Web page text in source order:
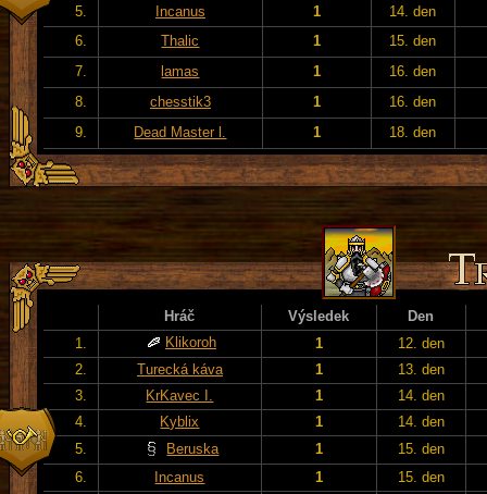
5.
Incanus 1
14. den
6.
Thalic 1
15. den
7.
lamas 1
16. den
8.
chesstik3 1
16. den
9.
Dead Master l. 1 18. den
Hráč Výsledek
Den
1.
Klikoroh 1
12. den
2.
Turecká káva 1
13. den
3.
KrKavec I. 1
14. den
4.
Kyblix 1
14. den
5.
Beruska 1
15. den
6.
Incanus 1
15. den